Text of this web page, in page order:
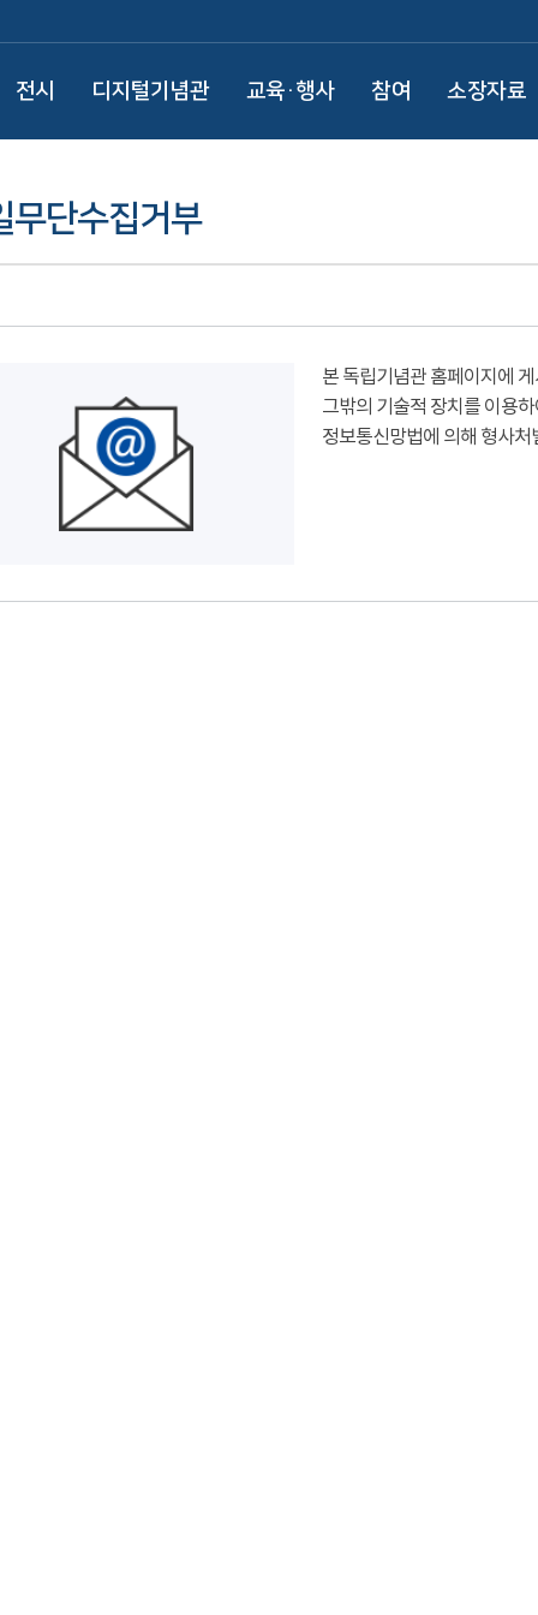
전시 디지털기념관 교육·행사 참여 소장자료
무단수집거부
본 독립기념관 홈페이지에
그밖의 기술적 장치를 이용
정보통신망법에 의해 형사